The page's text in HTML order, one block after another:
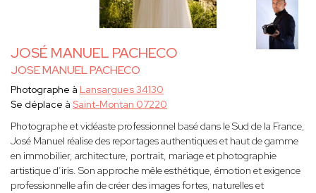
JOSÉ MANUEL PACHECO
JOSE MANUEL PACHECO
Photographe à Lansargues 34130
Se déplace à Saint-Montan 07220
Photographe et vidéaste professionnel basé dans le Sud de la France,
José Manuel réalise des reportages authentiques et haut de gamme
en immobilier, architecture, portrait, mariage et photographie
artistique d’iris. Son approche mêle esthétique, émotion et exigence
professionnelle afin de créer des images fortes, naturelles et